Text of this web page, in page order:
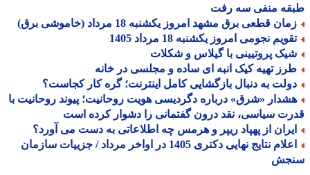
منفی سه رفت
قطعی برق مشهد امروز یکشنبه 18 مرداد (خاموشی برق)
نجومی امروز یکشنبه 18 مرداد 1405
پروتیینی با گیلاس و شکلات
تهیه کیک انبه ای ساده و مجلسی در خانه
به دنبال بازگشایی کامل اینترنت؛ گره کار کجاست؟
«شرق» درباره دگردیسی هویت روحانیت؛ پیوند روحانیت با
سیاسی، نقد درون گفتمانی را دشوار کرده است
از پهپاد ریپر و هرمس چه اطلاعاتی به دست می آورد؟
اعلام نتایج نهایی دکتری 1405 در اواخر مرداد / جزییات سازمان